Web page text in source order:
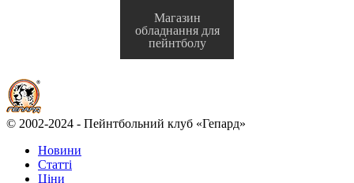
Магазин
обладнання для
пейнтболу
© 2002-2024 - Пейнтбольний клуб «Гепард»
Новини
Статті
Ціни